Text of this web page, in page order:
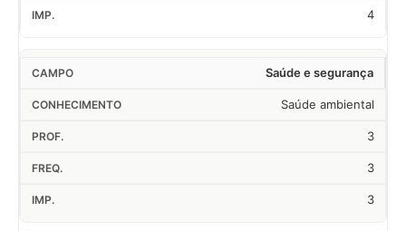
4
Saúde e segurança
Saúde ambiental
3
3
3